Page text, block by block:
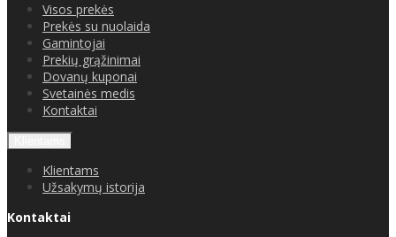
Visos prekės
Prekės su nuolaida
Gamintojai
Prekių grąžinimai
Dovanų kuponai
Svetainės medis
Kontaktai
Klientams
Užsakymų istorija
Kontaktai